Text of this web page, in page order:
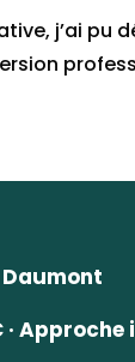
j’ai pu
Daumont
·